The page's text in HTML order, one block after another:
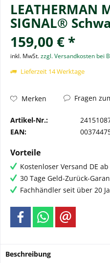
LEATHERMAN
SIGNAL®
159,00 € *
inkl. MwSt.zzgl. Versandkosten bei
Lieferzeit 14 Werktage
Merken Fragen
Artikel-Nr.:
EAN:
Vorteile
Kostenloser Versand DE
30 Tage Geld-Zurück-
Fachhändler seit über 20
Beschreibung